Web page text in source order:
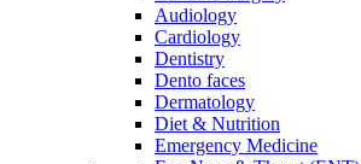
Audiology
Cardiology
Dentistry
Dento faces
Dermatology
Diet & Nutrition
Emergency Medicine